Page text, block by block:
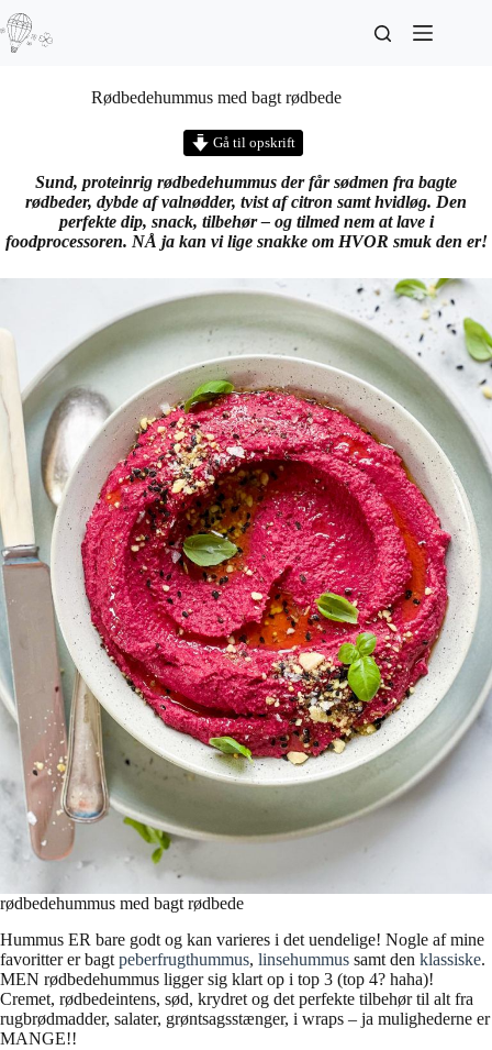
Rødbedehummus med bagt rødbede
Gå til opskrift
Sund, proteinrig rødbedehummus der får sødmen fra bagte
rødbeder, dybde af valnødder, tvist af citron samt hvidløg. Den
perfekte dip, snack, tilbehør – og tilmed nem at lave i
foodprocessoren. NÅ ja kan vi lige snakke om HVOR smuk den er!
rødbedehummus med bagt rødbede
Hummus ER bare godt og kan varieres i det uendelige! Nogle af mine
favoritter er bagt peberfrugthummus, linsehummus samt den klassiske.
MEN rødbedehummus ligger sig klart op i top 3 (top 4? haha)!
Cremet, rødbedeintens, sød, krydret og det perfekte tilbehør til alt fra
rugbrødmadder, salater, grøntsagsstænger, i wraps – ja mulighederne er
MANGE!!